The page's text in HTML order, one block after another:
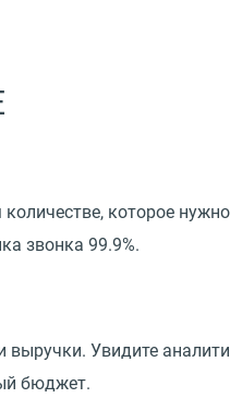
которое
звонка 99.9%.
Увидите
бюджет.